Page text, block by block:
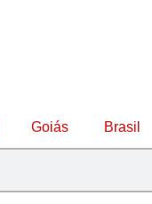
Goiás Brasil